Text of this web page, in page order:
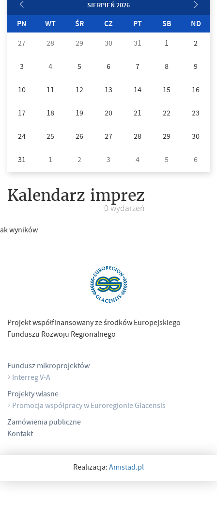
SIERPIEŃ 2026
PN WT ŚR CZ PT SB ND
27 28 29 30 31 1
2
3
4 5 6 7 8
9
10
11 12 13 14 15
16
17
18 19 20 21 22
23
24
25 26 27 28 29
30
31
1 2 3 4 5 6
Kalendarz imprez
0 wydarzeń
wyników
Projekt współfinansowany ze środków Europejskiego
Funduszu Rozwoju Regionalnego
Fundusz mikroprojektów
Interreg V-A
Projekty własne
Promocja współpracy w Euroregionie Glacensis
Zamówienia publiczne
Kontakt
Realizacja:Amistad.pl